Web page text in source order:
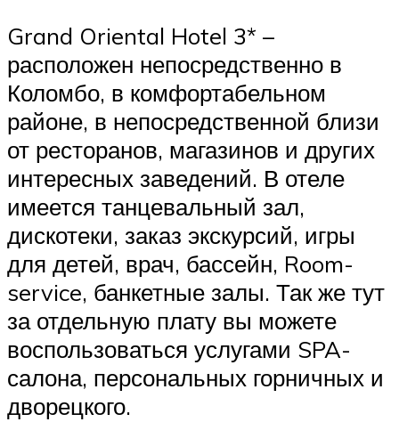
Grand Oriental Hotel 3* –
расположен непосредственно в
Коломбо, в комфортабельном
районе, в непосредственной близи
от ресторанов, магазинов и других
интересных заведений. В отеле
имеется танцевальный зал,
дискотеки, заказ экскурсий, игры
для детей, врач, бассейн, Room-
service, банкетные залы. Так же тут
за отдельную плату вы можете
воспользоваться услугами SPA-
салона, персональных горничных и
дворецкого.